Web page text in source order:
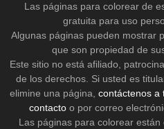
Las páginas para colorear de
gratuita para uso
Algunas páginas pueden mostrar
que son propiedad de
Este sitio no está afiliado,
de los derechos. Si usted es
elimine una página, contáctenos a
contactoo por correo
Las páginas para colorear